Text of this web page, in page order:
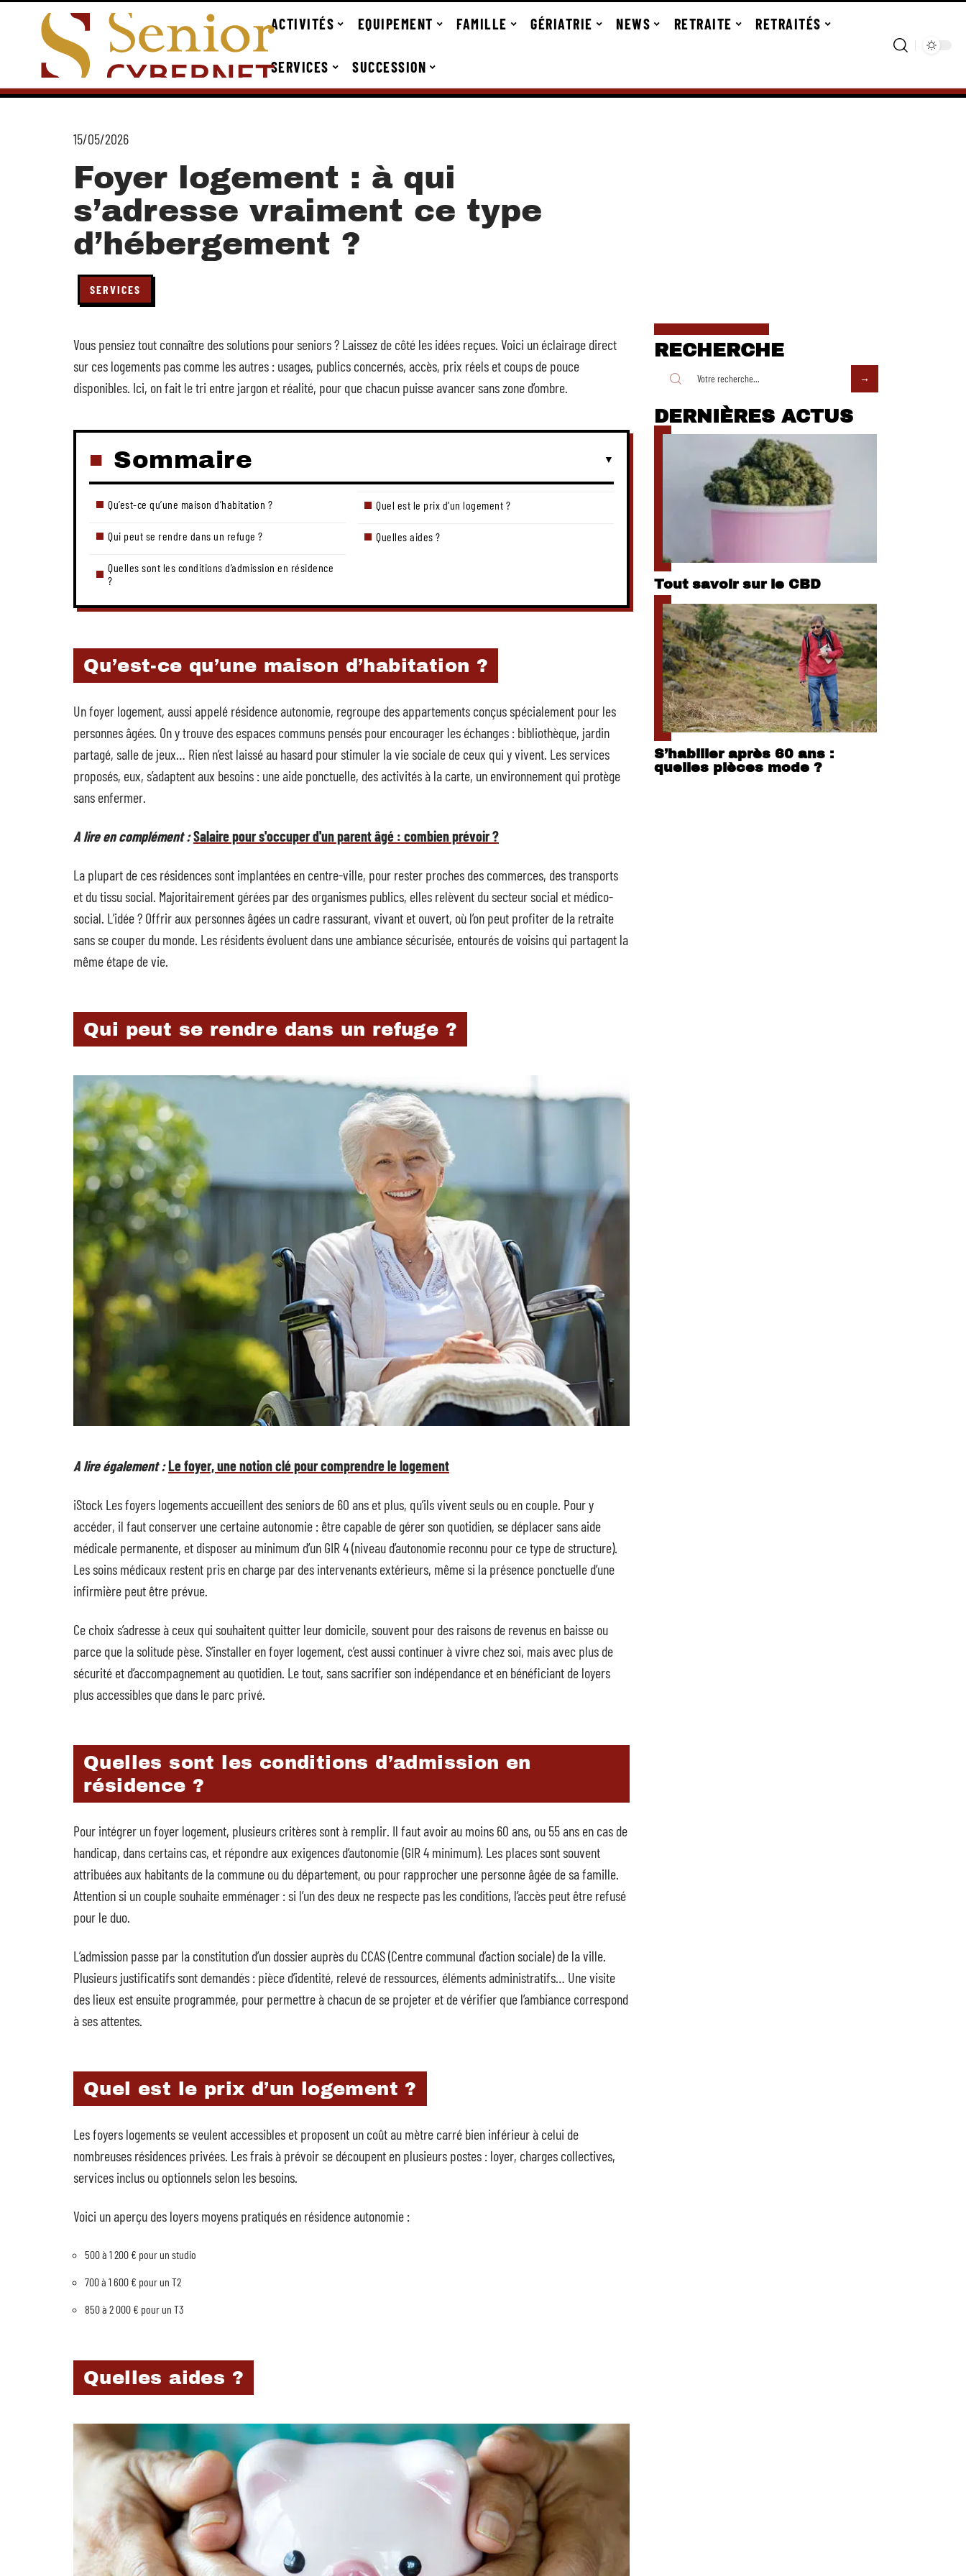
ACTIVITÉS EQUIPEMENT FAMILLE GÉRIATRIE NEWS RETRAITE RETRAITÉS
SERVICES SUCCESSION
15/05/2026
Foyer logement : à qui
s’adresse vraiment ce type
d’hébergement ?
SERVICES
Vous pensiez tout connaître des solutions pour seniors ? Laissez de côté les idées reçues. Voici un éclairage direct
sur ces logements pas comme les autres : usages, publics concernés, accès, prix réels et coups de pouce
disponibles. Ici, on fait le tri entre jargon et réalité, pour que chacun puisse avancer sans zone d’ombre.
Sommaire
Qu’est-ce qu’une maison d’habitation ?
Qui peut se rendre dans un refuge ?
Quelles sont les conditions d’admission en résidence
?
Quel est le prix d’un logement ?
Quelles aides ?
Qu’est-ce qu’une maison d’habitation ?
Un foyer logement, aussi appelé résidence autonomie, regroupe des appartements conçus spécialement pour les
personnes âgées. On y trouve des espaces communs pensés pour encourager les échanges : bibliothèque, jardin
partagé, salle de jeux… Rien n’est laissé au hasard pour stimuler la vie sociale de ceux qui y vivent. Les services
proposés, eux, s’adaptent aux besoins : une aide ponctuelle, des activités à la carte, un environnement qui protège
sans enfermer.
A lire en complément :Salaire pour s'occuper d'un parent âgé : combien prévoir ?
La plupart de ces résidences sont implantées en centre-ville, pour rester proches des commerces, des transports
et du tissu social. Majoritairement gérées par des organismes publics, elles relèvent du secteur social et médico-
social. L’idée ? Offrir aux personnes âgées un cadre rassurant, vivant et ouvert, où l’on peut profiter de la retraite
sans se couper du monde. Les résidents évoluent dans une ambiance sécurisée, entourés de voisins qui partagent la
même étape de vie.
Qui peut se rendre dans un refuge ?
A lire également :Le foyer, une notion clé pour comprendre le logement
iStock Les foyers logements accueillent des seniors de 60 ans et plus, qu’ils vivent seuls ou en couple. Pour y
accéder, il faut conserver une certaine autonomie : être capable de gérer son quotidien, se déplacer sans aide
médicale permanente, et disposer au minimum d’un GIR 4 (niveau d’autonomie reconnu pour ce type de structure).
Les soins médicaux restent pris en charge par des intervenants extérieurs, même si la présence ponctuelle d’une
infirmière peut être prévue.
Ce choix s’adresse à ceux qui souhaitent quitter leur domicile, souvent pour des raisons de revenus en baisse ou
parce que la solitude pèse. S’installer en foyer logement, c’est aussi continuer à vivre chez soi, mais avec plus de
sécurité et d’accompagnement au quotidien. Le tout, sans sacrifier son indépendance et en bénéficiant de loyers
plus accessibles que dans le parc privé.
Quelles sont les conditions d’admission en
résidence ?
Pour intégrer un foyer logement, plusieurs critères sont à remplir. Il faut avoir au moins 60 ans, ou 55 ans en cas de
handicap, dans certains cas, et répondre aux exigences d’autonomie (GIR 4 minimum). Les places sont souvent
attribuées aux habitants de la commune ou du département, ou pour rapprocher une personne âgée de sa famille.
Attention si un couple souhaite emménager : si l’un des deux ne respecte pas les conditions, l’accès peut être refusé
pour le duo.
L’admission passe par la constitution d’un dossier auprès du CCAS (Centre communal d’action sociale) de la ville.
Plusieurs justificatifs sont demandés : pièce d’identité, relevé de ressources, éléments administratifs… Une visite
des lieux est ensuite programmée, pour permettre à chacun de se projeter et de vérifier que l’ambiance correspond
à ses attentes.
Quel est le prix d’un logement ?
Les foyers logements se veulent accessibles et proposent un coût au mètre carré bien inférieur à celui de
nombreuses résidences privées. Les frais à prévoir se découpent en plusieurs postes : loyer, charges collectives,
services inclus ou optionnels selon les besoins.
Voici un aperçu des loyers moyens pratiqués en résidence autonomie :
500 à 1 200 € pour un studio
700 à 1 600 € pour un T2
850 à 2 000 € pour un T3
Quelles aides ?
RECHERCHE
DERNIÈRES ACTUS
Tout savoir sur le CBD
S’habiller après 60 ans :
quelles pièces mode ?